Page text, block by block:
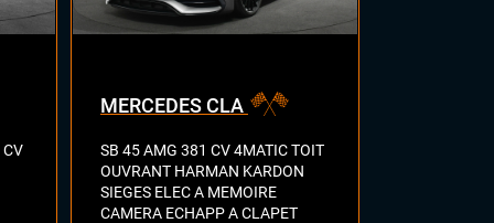
CV
MERCEDES CLA
SB 45 AMG 381 CV 4MATIC TOIT
OUVRANT HARMAN KARDON
SIEGES ELEC A MEMOIRE
CAMERA ECHAPP A CLAPET